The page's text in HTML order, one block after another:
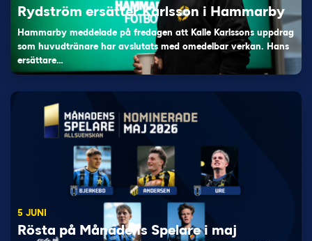
Rydström ersätter Karlsson i Hammarby
Hammarby meddelade på fredagen att Kalle Karlssons uppdrag
som huvudtränare har avslutats med omedelbar verkan. Hans
ersättare…
5 JUNI
Rösta på Månadens Spelare i maj